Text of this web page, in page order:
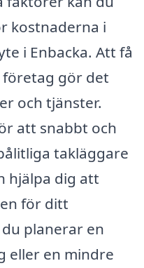
kostnaderna i
i Enbacka. Att få
gör det
och tjänster.
att snabbt och
takläggare
hjälpa dig att
för ditt
planerar en
eller en mindre